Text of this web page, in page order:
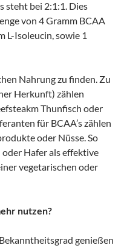
steht bei 2:1:1. Dies
von 4 Gramm BCAA
L-Isoleucin, sowie 1
Nahrung zu finden. Zu
Herkunft) zählen
Thunfisch oder
für BCAA’s zählen
oder Nüsse. So
oder Hafer als effektive
vegetarischen oder
nutzen?
genießen